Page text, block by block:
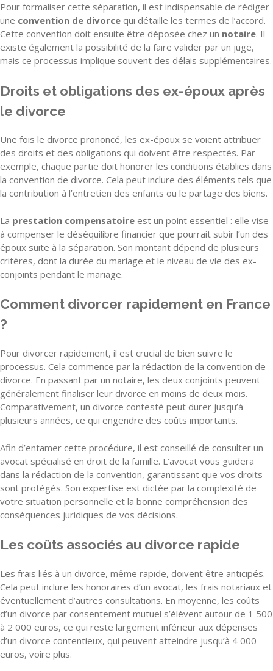
Pour formaliser cette séparation, il est indispensable de rédiger
une convention de divorce qui détaille les termes de l’accord.
Cette convention doit ensuite être déposée chez un notaire. Il
existe également la possibilité de la faire valider par un juge,
mais ce processus implique souvent des délais supplémentaires.
Droits et obligations des ex-époux après
le divorce
Une fois le divorce prononcé, les ex-époux se voient attribuer
des droits et des obligations qui doivent être respectés. Par
exemple, chaque partie doit honorer les conditions établies dans
la convention de divorce. Cela peut inclure des éléments tels que
la contribution à l’entretien des enfants ou le partage des biens.
La prestation compensatoire est un point essentiel : elle vise
à compenser le déséquilibre financier que pourrait subir l’un des
époux suite à la séparation. Son montant dépend de plusieurs
critères, dont la durée du mariage et le niveau de vie des ex-
conjoints pendant le mariage.
Comment divorcer rapidement en France
?
Pour divorcer rapidement, il est crucial de bien suivre le
processus. Cela commence par la rédaction de la convention de
divorce. En passant par un notaire, les deux conjoints peuvent
généralement finaliser leur divorce en moins de deux mois.
Comparativement, un divorce contesté peut durer jusqu’à
plusieurs années, ce qui engendre des coûts importants.
Afin d’entamer cette procédure, il est conseillé de consulter un
avocat spécialisé en droit de la famille. L’avocat vous guidera
dans la rédaction de la convention, garantissant que vos droits
sont protégés. Son expertise est dictée par la complexité de
votre situation personnelle et la bonne compréhension des
conséquences juridiques de vos décisions.
Les coûts associés au divorce rapide
Les frais liés à un divorce, même rapide, doivent être anticipés.
Cela peut inclure les honoraires d’un avocat, les frais notariaux et
éventuellement d’autres consultations. En moyenne, les coûts
d’un divorce par consentement mutuel s’élèvent autour de 1 500
à 2 000 euros, ce qui reste largement inférieur aux dépenses
d’un divorce contentieux, qui peuvent atteindre jusqu’à 4 000
euros, voire plus.